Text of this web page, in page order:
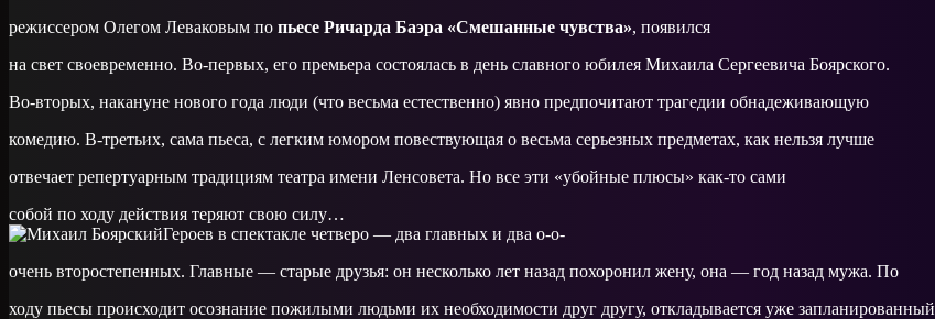
режиссером Олегом Леваковым по пьесе Ричарда Баэра «Смешанные чувства», появился
на свет своевременно. Во-первых, его премьера состоялась в день славного юбилея Михаила Сергеевича Боярского.
Во-вторых, накануне нового года люди (что весьма естественно) явно предпочитают трагедии обнадеживающую
комедию. В-третьих, сама пьеса, с легким юмором повествующая о весьма серьезных предметах, как нельзя лучше
отвечает репертуарным традициям театра имени Ленсовета. Но все эти «убойные плюсы» как-то сами
собой по ходу действия теряют свою силу…
Героев в спектакле четверо — два главных и два о-о-
очень второстепенных. Главные — старые друзья: он несколько лет назад похоронил жену, она — год назад мужа. По
ходу пьесы происходит осознание пожилыми людьми их необходимости друг другу, откладывается уже запланированный